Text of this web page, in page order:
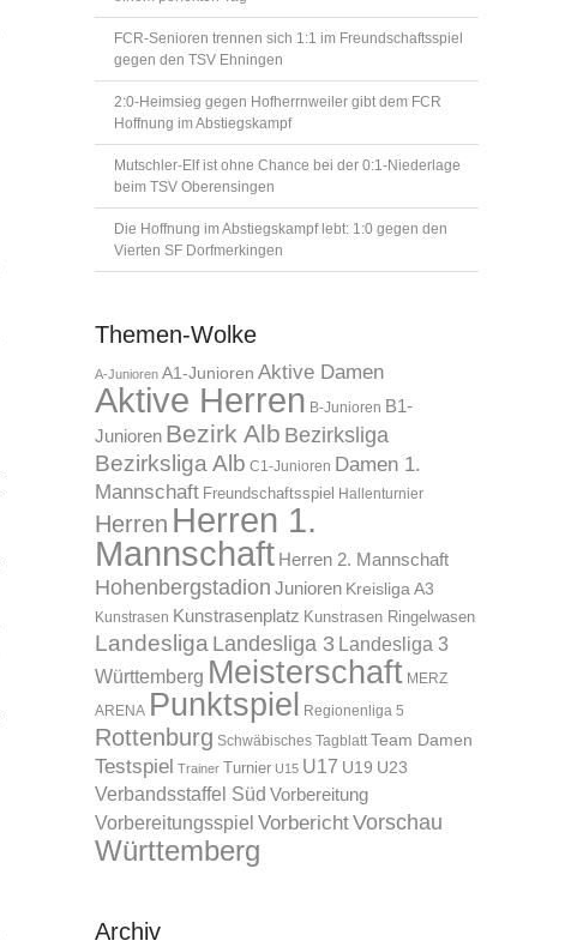
FCR-Senioren trennen sich 1:1 im Freundschaftsspiel
gegen den TSV Ehningen
2:0-Heimsieg gegen Hofherrnweiler gibt dem FCR
Hoffnung im Abstiegskampf
Mutschler-Elf ist ohne Chance bei der 0:1-Niederlage
beim TSV Oberensingen
Die Hoffnung im Abstiegskampf lebt: 1:0 gegen den
Vierten SF Dorfmerkingen
Themen-Wolke
A-Junioren A1-Junioren Aktive Damen
Aktive Herren B-Junioren B1-
Junioren Bezirk Alb Bezirksliga
Bezirksliga Alb C1-Junioren Damen 1.
Mannschaft Freundschaftsspiel Hallenturnier
Herren Herren 1.
Mannschaft Herren 2. Mannschaft
Hohenbergstadion Junioren Kreisliga A3
Kunstrasen Kunstrasenplatz Kunstrasen Ringelwasen
Landesliga Landesliga 3 Landesliga 3
Württemberg Meisterschaft MERZ
ARENA Punktspiel Regionenliga 5
Rottenburg Schwäbisches Tagblatt Team Damen
Testspiel Trainer Turnier U15 U17 U19 U23
Verbandsstaffel Süd Vorbereitung
Vorbereitungsspiel VorberichtVorschau
Württemberg
Archiv